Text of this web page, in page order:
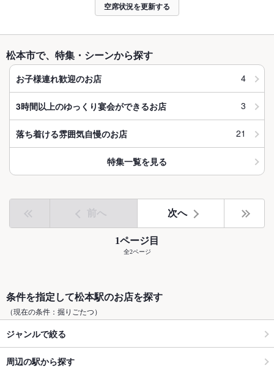
空席状況を更新する
松本市で、特集・シーンから探す
お子様連れ歓迎のお店 4
3時間以上のゆっくり宴会ができるお店 3
落ち着ける雰囲気自慢のお店 21
特集一覧を見る
前へ 次へ
1ページ目
全2ページ
条件を指定して松本駅のお店を探す
（現在の条件：掘りごたつ）
ジャンルで絞る
周辺の駅から探す